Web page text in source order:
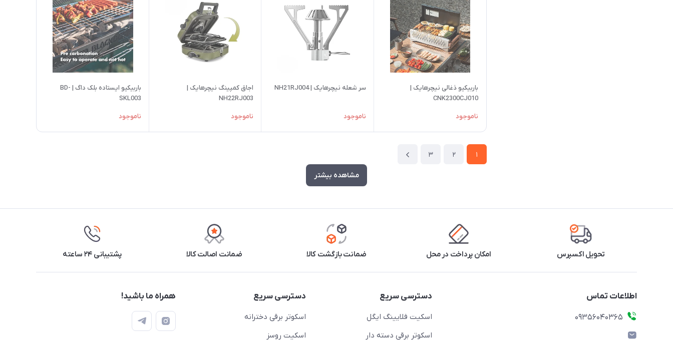
باربیکیو ذغالی نیچرهایک |
CNK2300CJ010
ناموجود
سر شعله نیچرهایک | NH21RJ004
ناموجود
اجاق کمپینگ نیچرهایک |
NH22RJ003
ناموجود
باربیکیو ایستاده بلک داگ | BD-
SKL003
ناموجود
1
2
3
مشاهده بیشتر
تحویل اکسپرس امکان پرداخت در محل ضمانت بازگشت کالا ضمانت اصالت کالا پشتیبانی ۲۴ ساعته
اطلاعات تماس
۰۹۳۵۶۰۴۰۳۶۵
دسترسی سریع
اسکیت فلایینگ ایگل
اسکوتر برقی دسته دار
دسترسی سریع
اسکوتر برقی دخترانه
اسکیت روسز
همراه ما باشید!